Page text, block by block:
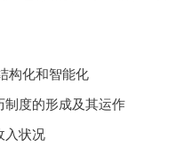
构化和智能化
制度的形成及其运作
入状况